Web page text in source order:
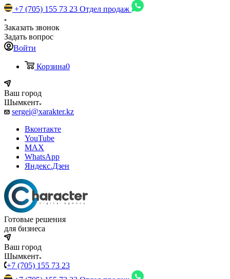
+7 (705) 155 73 23 Отдел продаж
Заказать звонок
Задать вопрос
Войти
Корзина0
Ваш город
Шымкент
sergei@xarakter.kz
Вконтакте
YouTube
MAX
WhatsApp
Яндекс.Дзен
Готовые решения
для бизнеса
Ваш город
Шымкент
+7 (705) 155 73 23